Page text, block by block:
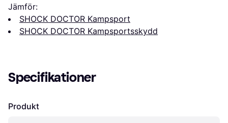
Jämför:
SHOCK DOCTOR Kampsport
SHOCK DOCTOR Kampsportsskydd
Specifikationer
Produkt